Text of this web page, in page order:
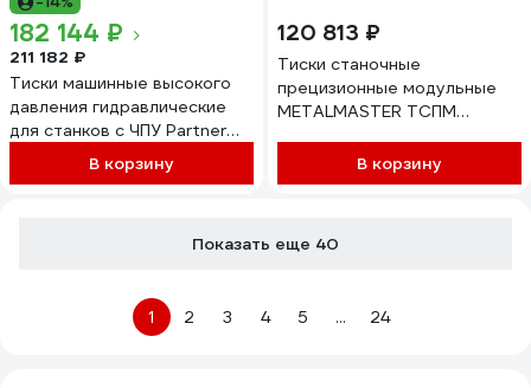
182 144 ₽
211 182 ₽
Тиски машинные высокого
давления гидравлические
для станков с ЧПУ Partner
CHV-200A ширина губок
200 мм, раствор 0-280 мм,
В корзину
120 813 ₽
Тиски станочные
прецизионные модульные
METALMASTER ТСПМ
В корзину
Показать еще 40
1 2 3 4 5 ... 24